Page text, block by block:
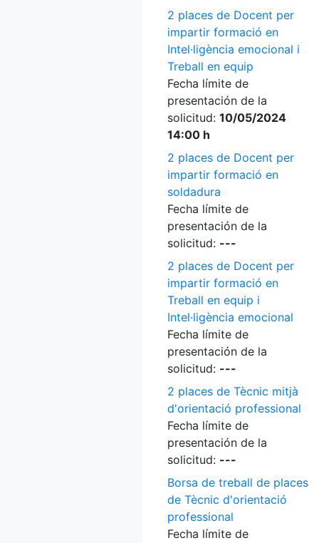
2 places de Docent per
impartir formació en
Intel·ligència emocional i
Treball en equip
Fecha límite de
presentación de la
solicitud: 10/05/2024
14:00 h
2 places de Docent per
impartir formació en
soldadura
Fecha límite de
presentación de la
solicitud: ---
2 places de Docent per
impartir formació en
Treball en equip i
Intel·ligència emocional
Fecha límite de
presentación de la
solicitud: ---
2 places de Tècnic mitjà
d'orientació professional
Fecha límite de
presentación de la
solicitud: ---
Borsa de treball de places
de Tècnic d'orientació
professional
Fecha límite de